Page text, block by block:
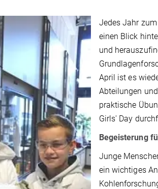
Jedes Jahr
einen Blick
und
April ist es
Abteilungen
praktische
Girls' Day
Begeisterung
Junge
ein wichtiges